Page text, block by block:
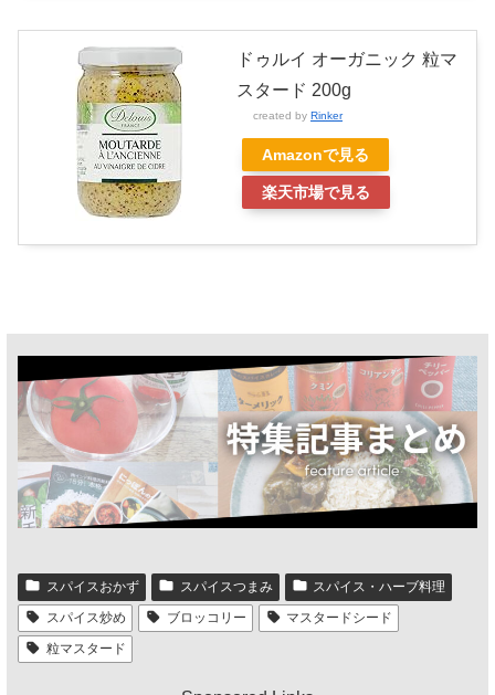
ドゥルイ オーガニック 粒マ
スタード 200g
created by Rinker
Amazonで見る
楽天市場で見る
スパイスおかず スパイスつまみ
スパイス・ハーブ料理
スパイス炒め
ブロッコリー
マスタードシード
粒マスタード